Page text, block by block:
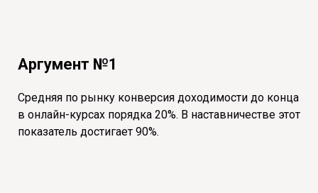
Аргумент №1
Средняя по рынку конверсия доходимости до конца
в онлайн-курсах порядка 20%. В наставничестве этот
показатель достигает 90%.